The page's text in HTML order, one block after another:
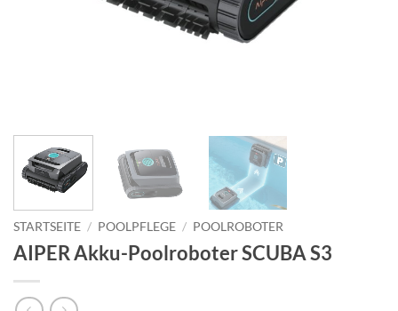
STARTSEITE / POOLPFLEGE / POOLROBOTER
AIPER Akku-Poolroboter SCUBA S3